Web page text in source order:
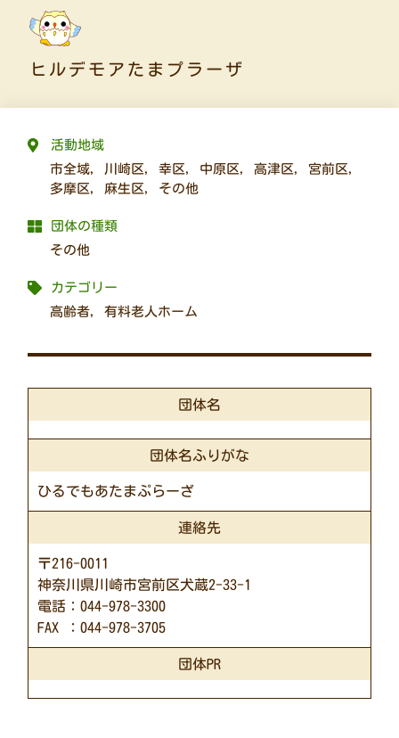
ヒルデモアたまプラーザ
活動地域
市全域, 川崎区,幸区, 中原区,高津区, 宮前区,
多摩区, 麻生区, その他
団体の種類
その他
カテゴリー
高齢者,有料老人ホーム
団体名
団体名ふりがな
ひるでもあたまぷらーざ
連絡先
〒216-0011
神奈川県川崎市宮前区犬蔵2-33-1
電話：044-978-3300
FAX ：044-978-3705
団体PR